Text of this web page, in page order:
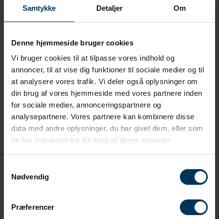
Samtykke Detaljer Om
Denne hjemmeside bruger cookies
Vi bruger cookies til at tilpasse vores indhold og
annoncer, til at vise dig funktioner til sociale medier og til
at analysere vores trafik. Vi deler også oplysninger om
din brug af vores hjemmeside med vores partnere inden
for sociale medier, annonceringspartnere og
analysepartnere. Vores partnere kan kombinere disse
data med andre oplysninger, du har givet dem, eller som
de har indsamlet fra din brug af deres tjenester.
Nødvendig
Præferencer
Hvad er forskellen på et netselskab
og et elselskab?
Mange har tendens til at blande netselskabernes og
elselskabernes funktioner sammen, hvilket er
forståeligt, men det er vigtigt at huske på, at de er to
forskellige.
de sørger også for at vedligeholde og udbygge
elnettet, så du altid har en stabil elforsyning.
Elselskaberne derimod, er der mange at vælge mellem.
Her kan du vælge alle udbydere, og du har mulighed for